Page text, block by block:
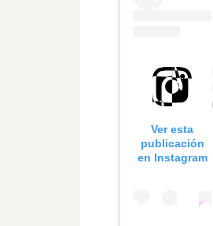
Ver esta
publicación
en Instagram